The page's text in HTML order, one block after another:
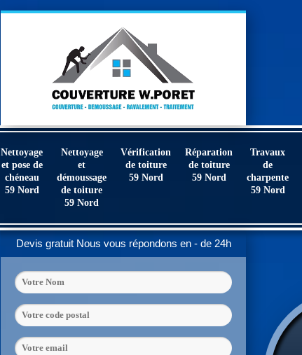
Nettoyage
et pose de
chéneau
59 Nord
Nettoyage
et
démoussage
de toiture
59 Nord
Vérification
de toiture
59 Nord
Réparation
de toiture
59 Nord
Travaux
de
charpente
59 Nord
Devis gratuit Nous vous répondons en - de 24h